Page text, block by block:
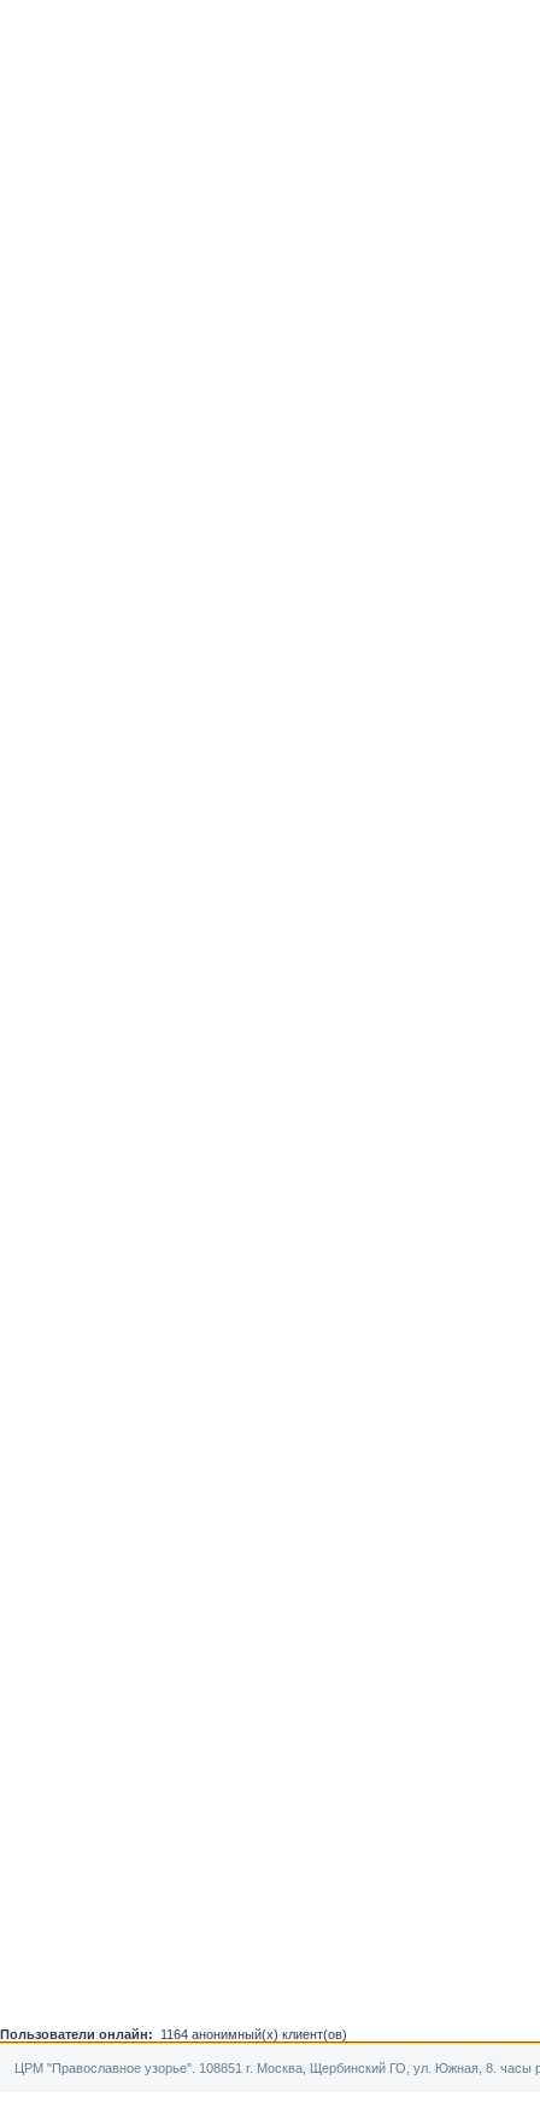
Пользователи онлайн: 1164 анонимный(х) клиент(ов)
ЦРМ "Православное узорье". 108851 г. Москва, Щербинский ГО, ул. Южная, 8. часы